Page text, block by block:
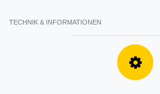
TECHNIK & INFORMATIONEN